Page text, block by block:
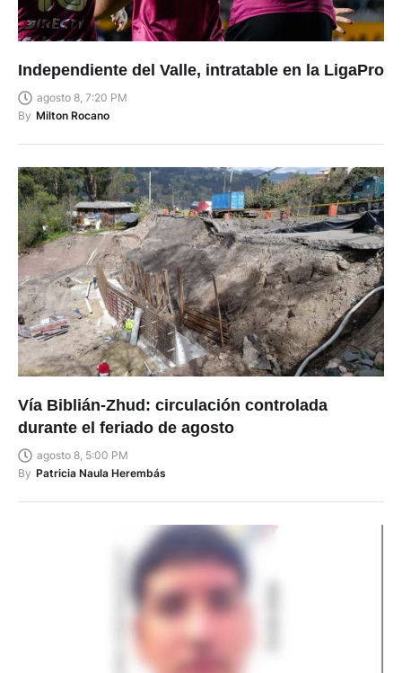
Independiente del Valle, intratable en la LigaPro
agosto 8, 7:20 PM
By Milton Rocano
Vía Biblián-Zhud: circulación controlada
durante el feriado de agosto
agosto 8, 5:00 PM
By Patricia Naula Herembás